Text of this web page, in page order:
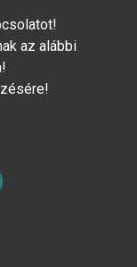
az alábbi